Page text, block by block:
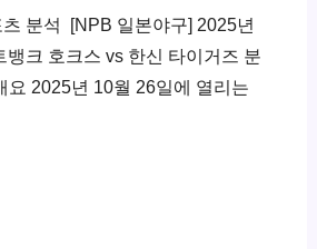
분석 ​ [NPB 일본야구] 2025년
뱅크 호크스 vs 한신 타이거즈 분
요 2025년 10월 26일에 열리는